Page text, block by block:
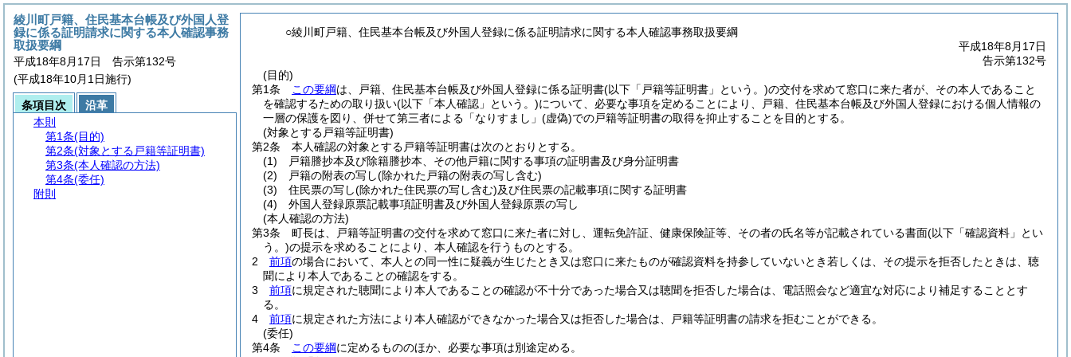
○綾川町戸籍、住民基本台帳及び外国人登録に係る証明請求に関する本人確認事務取扱要綱
平成18年8月17日
告示第132号
(目的)
第1条
この要綱は、戸籍、住民基本台帳及び外国人登録に係る証明書(以下「戸籍等証明書」という。)の交付を求めて窓口に来た者が、その本人であること
を確認するための取り扱い(以下「本人確認」という。)について、必要な事項を定めることにより、戸籍、住民基本台帳及び外国人登録における個人情報の
一層の保護を図り、併せて第三者による「なりすまし」 (虚偽)での戸籍等証明書の取得を抑止することを目的とする。
(対象とする戸籍等証明書)
第2条
本人確認の対象とする戸籍等証明書は次のとおりとする。
(1)
戸籍謄抄本及び除籍謄抄本、その他戸籍に関する事項の証明書及び身分証明書
(2)
戸籍の附表の写し(除かれた戸籍の附表の写し含む)
(3)
住民票の写し(除かれた住民票の写し含む)及び住民票の記載事項に関する証明書
(4)
外国人登録原票記載事項証明書及び外国人登録原票の写し
(本人確認の方法)
第3条
町長は、戸籍等証明書の交付を求めて窓口に来た者に対し、運転免許証、健康保険証等、その者の氏名等が記載されている書面(以下「確認資料」とい
う。)の提示を求めることにより、本人確認を行うものとする。
2
前項の場合において、本人との同一性に疑義が生じたとき又は窓口に来たものが確認資料を持参していないとき若しくは、その提示を拒否したときは、聴
聞により本人であることの確認をする。
3
前項に規定された聴聞により本人であることの確認が不十分であった場合又は聴聞を拒否した場合は、電話照会など適宜な対応により補足することとす
る。
4
前項に規定された方法により本人確認ができなかった場合又は拒否した場合は、戸籍等証明書の請求を拒むことができる。
(委任)
第4条
この要綱に定めるもののほか、必要な事項は別途定める。
綾川町戸籍、住民基本台帳及び外国人登
録に係る証明請求に関する本人確認事務
取扱要綱
平成18年8月17日 告示第132号
(平成18年10月1日施行)
条項目次
沿革
本則
第1条(目的)
第2条(対象とする戸籍等証明書)
第3条(本人確認の方法)
第4条(委任)
附則